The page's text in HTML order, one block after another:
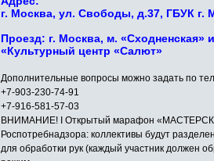
г. Москва, ул. Свободы, д.37, ГБУК
Проезд: г. Москва, м. «Сходненская»
«Культурный центр «Салют»
Дополнительные вопросы можно задать по
+7-903-230-74-91
+7-916-581-57-03
ВНИМАНИЕ! I Открытый марафон
Роспотребнадзора: коллективы будут
для обработки рук (каждый участник должен